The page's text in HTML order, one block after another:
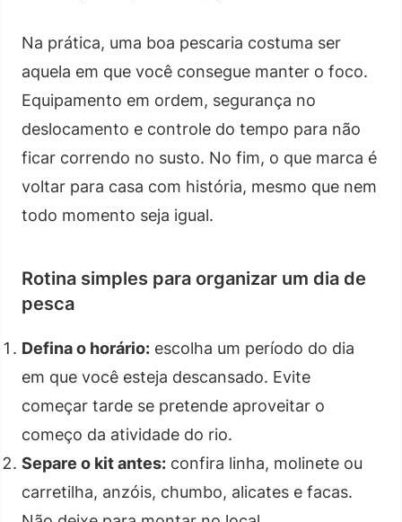
Na prática, uma boa pescaria costuma ser
aquela em que você consegue manter o foco.
Equipamento em ordem, segurança no
deslocamento e controle do tempo para não
ficar correndo no susto. No fim, o que marca é
voltar para casa com história, mesmo que nem
todo momento seja igual.
Rotina simples para organizar um dia de
pesca
Defina o horário: escolha um período do dia
em que você esteja descansado. Evite
começar tarde se pretende aproveitar o
começo da atividade do rio.
Separe o kit antes: confira linha, molinete ou
carretilha, anzóis, chumbo, alicates e facas.